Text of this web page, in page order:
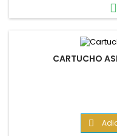

CARTUCHO
